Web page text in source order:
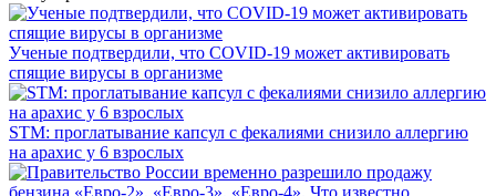
Ученые подтвердили, что COVID-19 может активировать
спящие вирусы в организме
STM: проглатывание капсул с фекалиями снизило аллергию
на арахис у 6 взрослых